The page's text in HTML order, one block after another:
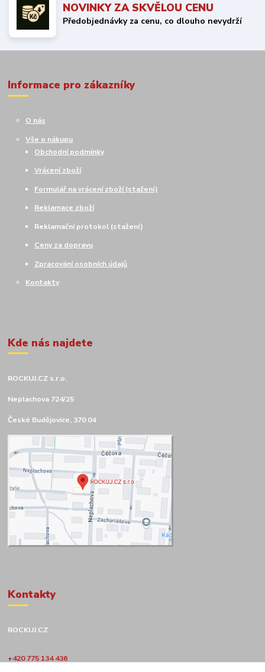
NOVINKY ZA SKVĚLOU CENU
Předobjednávky za cenu, co dlouho nevydrží
Informace pro zákazníky
O nás
Vše o nákupu
Obchodní podmínky
Vrácení zboží
Formulář na vrácení zboží (stažení)
Reklamace zboží
Reklamační protokol (stažení)
Ceny za dopravu
Zpracování osobních údajů
Kontakty
Kde nás najdete
ROCKUJ.CZ s.r.o.
Neplachova 724/25
České Budějovice, 370 04
Kontakty
ROCKUJ.CZ
+420 775 134 436